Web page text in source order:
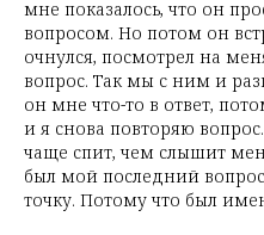
мне показалось, что он
вопросом. Но потом он
очнулся, посмотрел на
вопрос. Так мы с ним и
он мне что-то в ответ,
и я снова повторяю
чаще спит, чем слышит
был мой последний
точку. Потому что был